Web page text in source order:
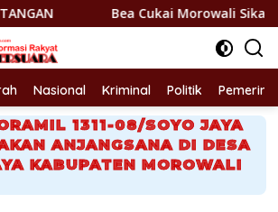
Bea Cukai Morowali Sikat BKC Ilegal, 1,7
Nasional Kriminal Politik
1311-08/SOYO JAYA
ANJANGSANA DI DESA
KABUPATEN MOROWALI